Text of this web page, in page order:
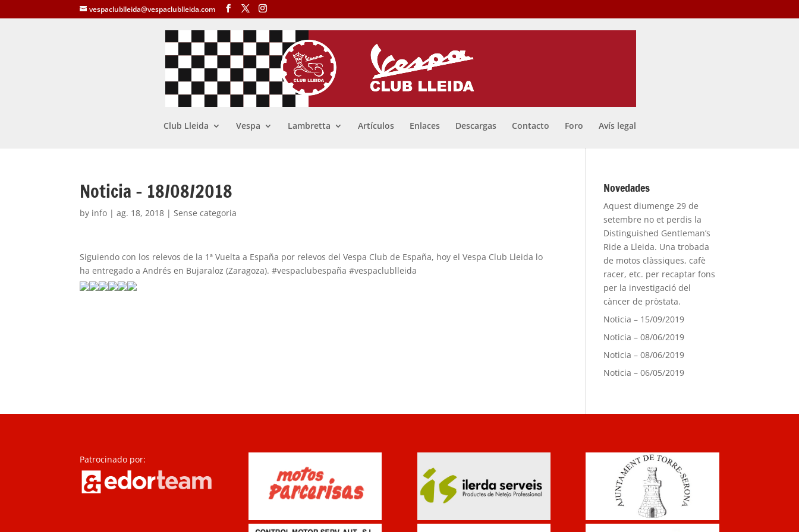
vespaclublleida@vespaclublleida.com
Club Lleida Vespa Lambretta Artículos Enlaces Descargas Contacto Foro Avís legal
Noticia – 18/08/2018
by info |ag. 18, 2018 | Sense categoria
Siguiendo con los relevos de la 1ª Vuelta a España por relevos del Vespa Club de España, hoy el Vespa Club Lleida lo
ha entregado a Andrés en Bujaraloz (Zaragoza). #vespaclubespaña #vespaclublleida
Novedades
Aquest diumenge 29 de
setembre no et perdis la
Distinguished Gentleman’s
Ride a Lleida. Una trobada
de motos clàssiques, cafè
racer, etc. per recaptar fons
per la investigació del
càncer de pròstata.
Noticia – 15/09/2019
Noticia – 08/06/2019
Noticia – 08/06/2019
Noticia – 06/05/2019
Patrocinado por: